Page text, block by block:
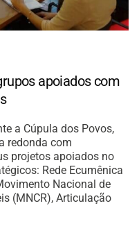
apoiados com
a Cúpula dos Povos,
redonda com
projetos apoiados no
Rede Ecumênica
Nacional de
(MNCR), Articulação